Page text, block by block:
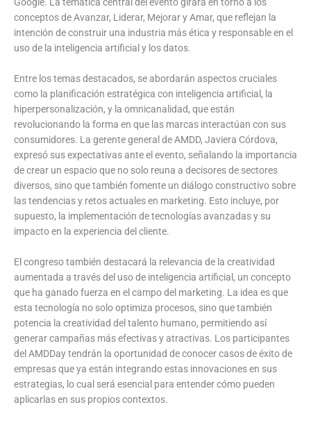
conceptos de Avanzar, Liderar, Mejorar y Amar, que reflejan la
intención de construir una industria más ética y responsable en el
uso de la inteligencia artificial y los datos.
Entre los temas destacados, se abordarán aspectos cruciales
como la planificación estratégica con inteligencia artificial, la
hiperpersonalización, y la omnicanalidad, que están
revolucionando la forma en que las marcas interactúan con sus
consumidores. La gerente general de AMDD, Javiera Córdova,
expresó sus expectativas ante el evento, señalando la importancia
de crear un espacio que no solo reuna a decisores de sectores
diversos, sino que también fomente un diálogo constructivo sobre
las tendencias y retos actuales en marketing. Esto incluye, por
supuesto, la implementación de tecnologías avanzadas y su
impacto en la experiencia del cliente.
El congreso también destacará la relevancia de la creatividad
aumentada a través del uso de inteligencia artificial, un concepto
que ha ganado fuerza en el campo del marketing. La idea es que
esta tecnología no solo optimiza procesos, sino que también
potencia la creatividad del talento humano, permitiendo así
generar campañas más efectivas y atractivas. Los participantes
del AMDDay tendrán la oportunidad de conocer casos de éxito de
empresas que ya están integrando estas innovaciones en sus
estrategias, lo cual será esencial para entender cómo pueden
aplicarlas en sus propios contextos.